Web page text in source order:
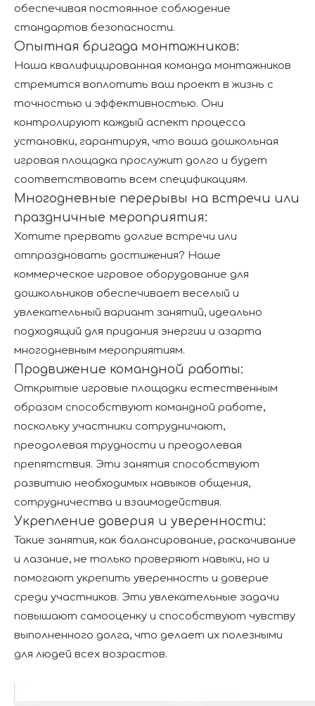
обеспечивая постоянное соблюдение
стандартов безопасности.
Опытная бригада монтажников:
Наша квалифицированная команда монтажников
стремится воплотить ваш проект в жизнь с
точностью и эффективностью. Они
контролируют каждый аспект процесса
установки, гарантируя, что ваша дошкольная
игровая площадка прослужит долго и будет
соответствовать всем спецификациям.
Многодневные перерывы на встречи или
праздничные мероприятия:
Хотите прервать долгие встречи или
отпраздновать достижения? Наше
коммерческое игровое оборудование для
дошкольников обеспечивает веселый и
увлекательный вариант занятий, идеально
подходящий для придания энергии и азарта
многодневным мероприятиям.
Продвижение командной работы:
Открытые игровые площадки естественным
образом способствуют командной работе,
поскольку участники сотрудничают,
преодолевая трудности и преодолевая
препятствия. Эти занятия способствуют
развитию необходимых навыков общения,
сотрудничества и взаимодействия.
Укрепление доверия и уверенности:
Такие занятия, как балансирование, раскачивание
и лазание, не только проверяют навыки, но и
помогают укрепить уверенность и доверие
среди участников. Эти увлекательные задачи
повышают самооценку и способствуют чувству
выполненного долга, что делает их полезными
для людей всех возрастов.